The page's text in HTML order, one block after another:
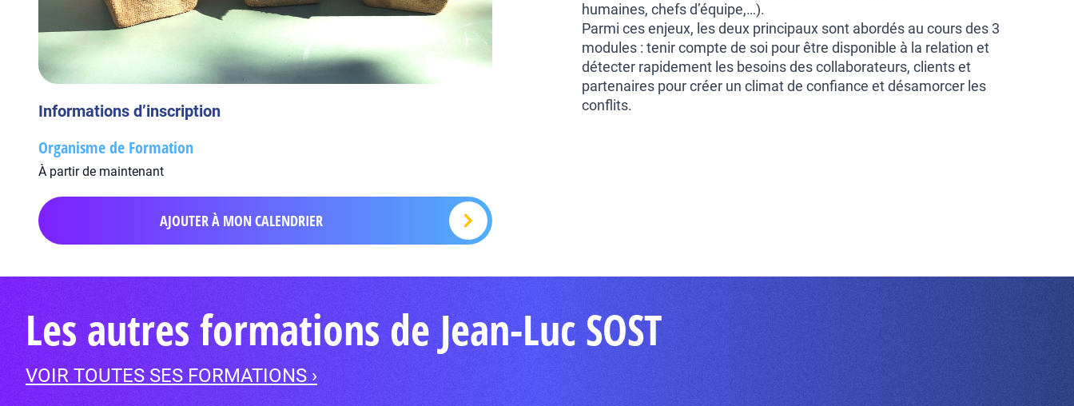
Informations d’inscription
Organisme de Formation
À partir de maintenant
AJOUTER À MON CALENDRIER
humaines, chefs d’équipe,…).
Parmi ces enjeux, les deux principaux sont abordés au cours des 3
modules : tenir compte de soi pour être disponible à la relation et
détecter rapidement les besoins des collaborateurs, clients et
partenaires pour créer un climat de confiance et désamorcer les
conflits.
Les autres formations de Jean-Luc SOST
VOIR TOUTES SES FORMATIONS ›